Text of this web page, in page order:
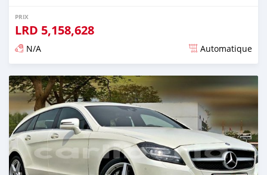
PRIX
LRD 5,158,628
N/A Automatique
Publié il y a presque 6 ans